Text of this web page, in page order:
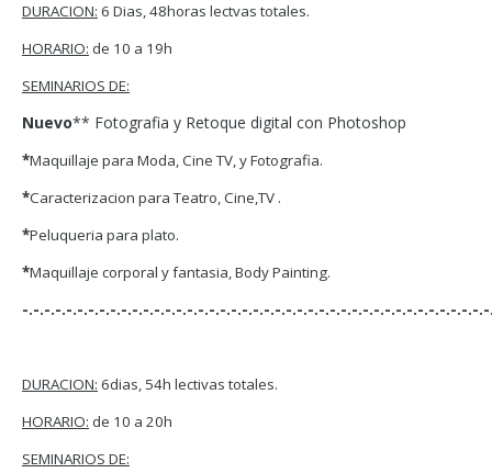
DURACION: 6 Dias, 48horas lectvas totales.
HORARIO: de 10 a 19h
SEMINARIOS DE:
Nuevo** Fotografia y Retoque digital con Photoshop
*Maquillaje para Moda, Cine TV, y Fotografia.
*Caracterizacion para Teatro, Cine,TV .
*Peluqueria para plato.
*Maquillaje corporal y fantasia, Body Painting.
-.-.-.-.-.-.-.-.-.-.-.-.-.-.-.-.-.-.-.-.-.-.-.-.-.-.-.-.-.-.-.-.-.-.-.-.-.-.-.-.-.-
DURACION: 6dias, 54h lectivas totales.
HORARIO: de 10 a 20h
SEMINARIOS DE: